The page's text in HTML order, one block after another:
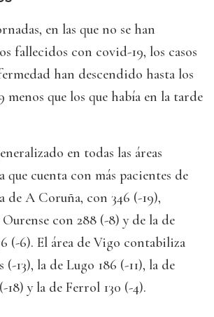
en las que no se han
fallecidos con covid-19, los casos
han descendido hasta los
menos que los que había en la tarde
en todas las áreas
que cuenta con más pacientes de
de A Coruña, con 346 (-19),
con 288 (-8) y de la de
(-6). El área de Vigo contabiliza
(-13), la de Lugo 186 (-11), la de
18) y la de Ferrol 130 (-4).